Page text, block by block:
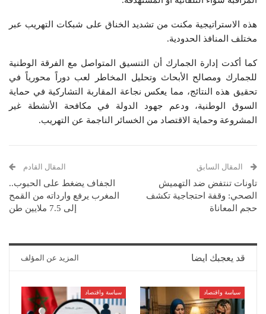
هذه الاستراتيجية مكنت من تشديد الخناق على شبكات التهريب عبر
مختلف المنافذ الحدودية.
كما أكدت إدارة الجمارك أن التنسيق المتواصل مع الفرقة الوطنية
للجمارك ومصالح الأبحاث وتحليل المخاطر لعب دوراً محورياً في
تحقيق هذه النتائج، مما يعكس نجاعة المقاربة التشاركية في حماية
السوق الوطنية، ودعم جهود الدولة في مكافحة الأنشطة غير
المشروعة وحماية الاقتصاد من الخسائر الناجمة عن التهريب.
المقال السابق
تاونات تنتفض ضد التهميش
الصحي: وقفة احتجاجية تكشف
حجم المعاناة
المقال القادم
الجفاف يضغط على الحبوب..
المغرب يرفع وارداته من القمح
إلى 7.5 ملايين طن
قد يعجبك ايضا المزيد عن المؤلف
سياسة واقتصاد سياسة واقتصاد